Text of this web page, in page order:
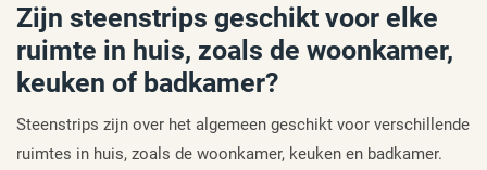
Zijn steenstrips geschikt voor elke
ruimte in huis, zoals de woonkamer,
keuken of badkamer?
Steenstrips zijn over het algemeen geschikt voor verschillende
ruimtes in huis, zoals de woonkamer, keuken en badkamer.